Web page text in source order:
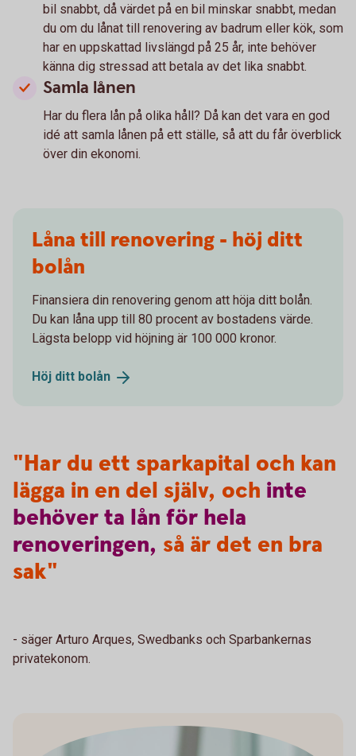
bil snabbt, då värdet på en bil minskar snabbt, medan
du om du lånat till renovering av badrum eller kök, som
har en uppskattad livslängd på 25 år, inte behöver
känna dig stressad att betala av det lika snabbt.
Samla lånen
Har du flera lån på olika håll? Då kan det vara en god
idé att samla lånen på ett ställe, så att du får överblick
över din ekonomi.
Låna till renovering - höj ditt
bolån
Finansiera din renovering genom att höja ditt bolån.
Du kan låna upp till 80 procent av bostadens värde.
Lägsta belopp vid höjning är 100 000 kronor.
Höj ditt bolån
"Har du ett sparkapital och kan
lägga in en del själv, och inte
behöverta lån för hela
renoveringen, så är det en bra
sak"
- säger Arturo Arques, Swedbanks och Sparbankernas
privatekonom.